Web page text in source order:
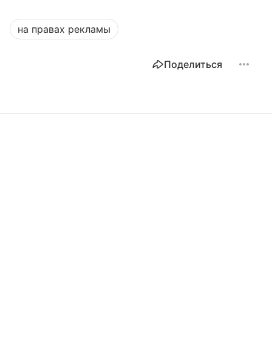
на правах рекламы
Поделиться